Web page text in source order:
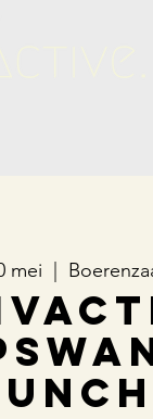
mei